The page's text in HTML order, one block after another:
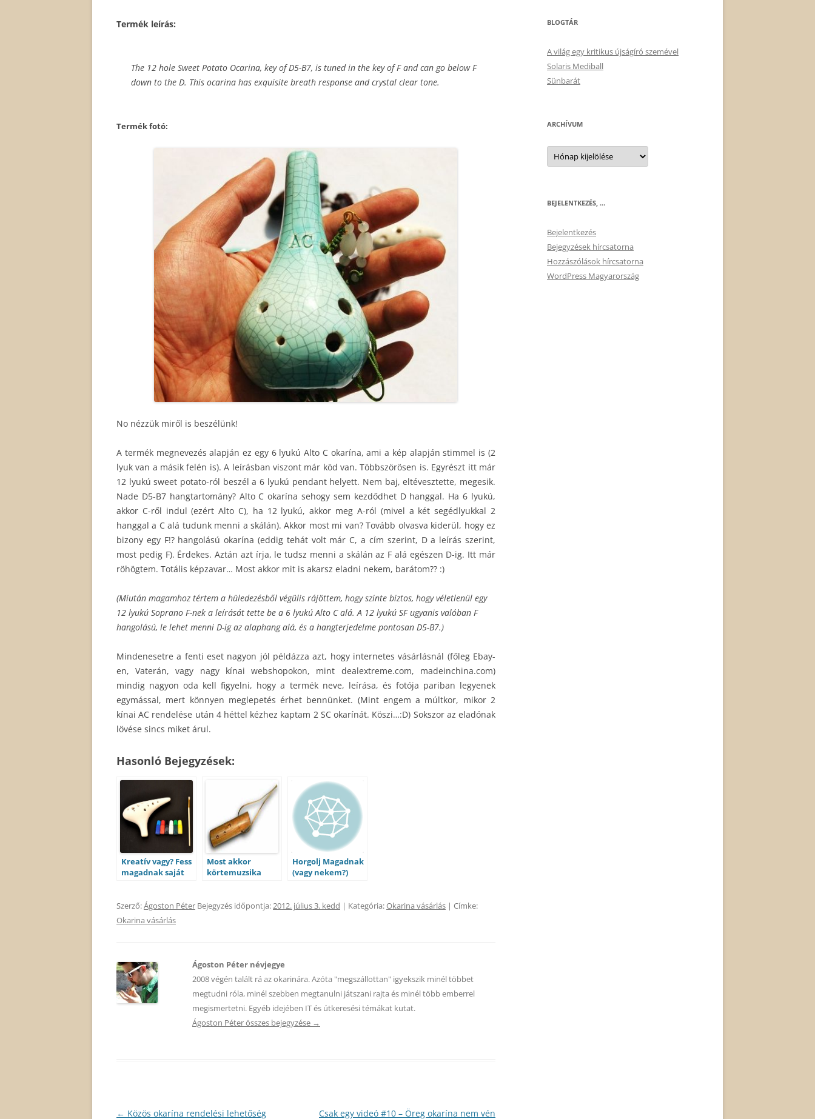
Termék leírás:
The 12 hole Sweet Potato Ocarina, key of D5-B7, is tuned in the key of F and can go below F
down to the D. This ocarina has exquisite breath response and crystal clear tone.
Termék fotó:
No nézzük miről is beszélünk!
A termék megnevezés alapján ez egy 6 lyukú Alto C okarína, ami a kép alapján stimmel is (2
lyuk van a másik felén is). A leírásban viszont már köd van. Többszörösen is. Egyrészt itt már
12 lyukú sweet potato-ról beszél a 6 lyukú pendant helyett. Nem baj, eltévesztette, megesik.
Nade D5-B7 hangtartomány? Alto C okarína sehogy sem kezdődhet D hanggal. Ha 6 lyukú,
akkor C-ről indul (ezért Alto C), ha 12 lyukú, akkor meg A-ról (mivel a két segédlyukkal 2
hanggal a C alá tudunk menni a skálán). Akkor most mi van? Tovább olvasva kiderül, hogy ez
bizony egy F!? hangolású okarína (eddig tehát volt már C, a cím szerint, D a leírás szerint,
most pedig F). Érdekes. Aztán azt írja, le tudsz menni a skálán az F alá egészen D-ig. Itt már
röhögtem. Totális képzavar… Most akkor mit is akarsz eladni nekem, barátom?? :)
(Miután magamhoz tértem a hüledezésből végülis rájöttem, hogy szinte biztos, hogy véletlenül egy
12 lyukú Soprano F-nek a leírását tette be a 6 lyukú Alto C alá. A 12 lyukú SF ugyanis valóban F
hangolású, le lehet menni D-ig az alaphang alá, és a hangterjedelme pontosan D5-B7.)
Mindenesetre a fenti eset nagyon jól példázza azt, hogy internetes vásárlásnál (főleg Ebay-
en, Vaterán, vagy nagy kínai webshopokon, mint dealextreme.com, madeinchina.com)
mindig nagyon oda kell figyelni, hogy a termék neve, leírása, és fotója pariban legyenek
egymással, mert könnyen meglepetés érhet bennünket. (Mint engem a múltkor, mikor 2
kínai AC rendelése után 4 héttel kézhez kaptam 2 SC okarínát. Köszi…:D) Sokszor az eladónak
lövése sincs miket árul.
Hasonló Bejegyzések:
Kreatív vagy? Fess
magadnak saját
Most akkor
körtemuzsika
Horgolj Magadnak
(vagy nekem?)
Szerző:Ágoston Péter Bejegyzés időpontja:2012. július 3. kedd | Kategória:Okarina vásárlás | Címke:
Okarina vásárlás
Ágoston Péter névjegye
2008 végén talált rá az okarinára. Azóta "megszállottan" igyekszik minél többet
megtudni róla, minél szebben megtanulni játszani rajta és minél több emberrel
megismertetni. Egyéb idejében IT és útkeresési témákat kutat.
Ágoston Péter összes bejegyzése →
Bejegyzés
← Közös okarína rendelési lehetőség Csak egy videó #10 – Öreg okarína nem vén
BLOGTÁR
A világ egy kritikus újságíró szemével
Solaris Mediball
Sünbarát
ARCHÍVUM
Archívum
BEJELENTKEZÉS, …
Bejelentkezés
Bejegyzések hírcsatorna
Hozzászólások hírcsatorna
WordPress Magyarország